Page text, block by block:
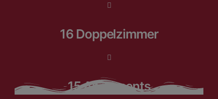
16 Doppelzimmer
15 Apartments